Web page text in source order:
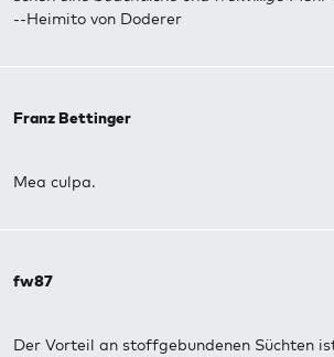
--Heimito von Doderer
Franz Bettinger
Mea culpa.
fw87
Der Vorteil an stoffgebundenen Süchten